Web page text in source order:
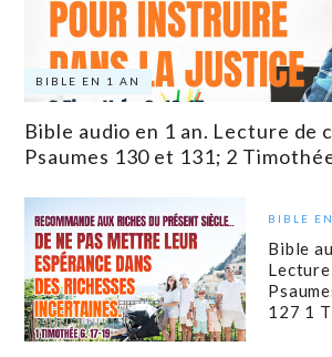
BIBLE EN 1 AN
Bible audio en 1 an. Lecture de
Psaumes 130 et 131; 2
BIBLE
Bible
127 1